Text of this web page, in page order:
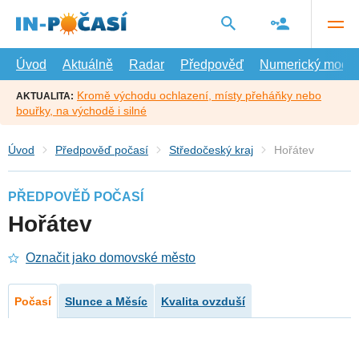
hlavní
Úvod
Aktuálně Radar Předpověď Numerický model
AKTUALITA: Kromě východu ochlazení, místy přeháňky nebo
bouřky, na východě i silné
Úvod Předpověď počasí Středočeský kraj Hořátev
PŘEDPOVĚĎ POČASÍ
Hořátev
Označit jako domovské město
Počasí Slunce a Měsíc Kvalita ovzduší